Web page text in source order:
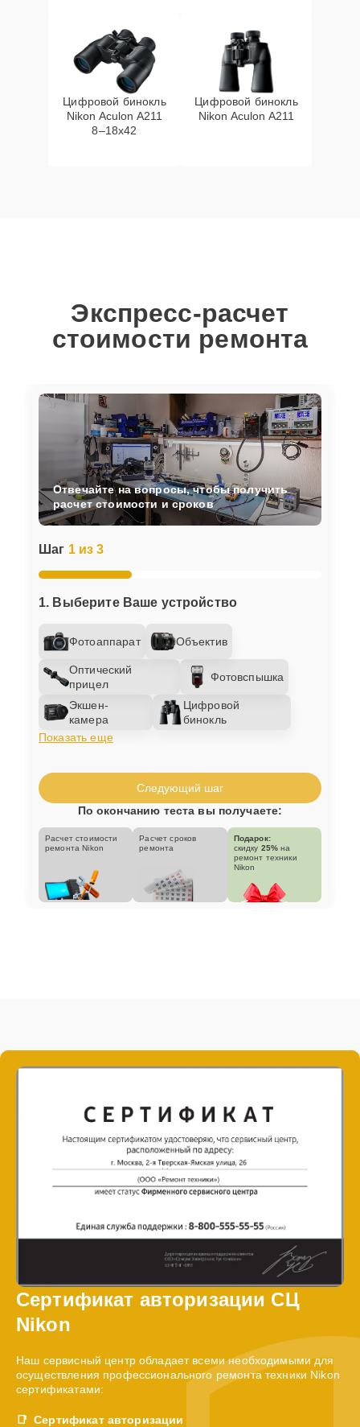
Цифровой бинокль
Nikon Aculon A211
8–18x42
Цифровой бинокль
Nikon Aculon A211
Экспресс-расчет
стоимости ремонта
Шаг 1 из 3
1. Выберите Ваше устройство
Фотоаппарат Объектив
Оптический
прицел
Фотовспышка
Экшен-
камера
Цифровой
бинокль
Показать еще
Отвечайте на вопросы, чтобы получить
расчет стоимости и сроков
Следующий шаг
По окончанию теста вы получаете:
Расчет стоимости
ремонта Nikon
Расчет сроков
ремонта
Подарок:
скидку 25% на
ремонт техники
Nikon
Сертификат авторизации СЦ
Nikon
Наш сервисный центр обладает всеми необходимыми для
осуществления профессионального ремонта техники Nikon
сертификатами:
Сертификат авторизации